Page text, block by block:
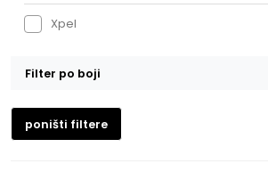
Xpel
Filter po boji
Bela
poništi filtere